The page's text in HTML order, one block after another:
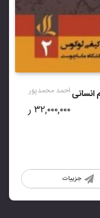
احمد محمدپور
۳۲,۰۰۰,۰۰۰ ر
جزییات